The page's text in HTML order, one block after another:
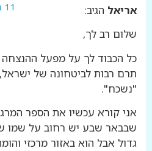
אריאל הגיב: 11 בדצמבר 2015 בשעה 18:46
שלום רב לך,
כל הכבוד לך על מפעל
תרם רבות לביטחונה של
"נשכח".
אני קורא עכשיו את הספר
שבבאר שבע יש רחוב על שמו
גדול אבל הוא באזור מרכזי